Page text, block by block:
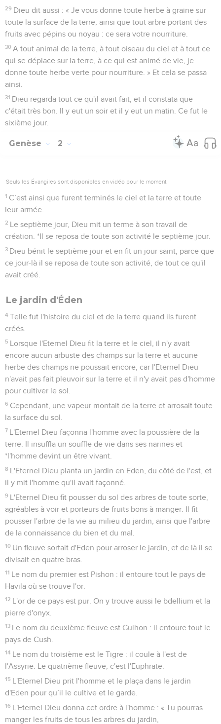
29 Dieu dit aussi : « Je vous donne toute herbe à graine sur
toute la surface de la terre, ainsi que tout arbre portant des
fruits avec pépins ou noyau : ce sera votre nourriture.
30 A tout animal de la terre, à tout oiseau du ciel et à tout ce
qui se déplace sur la terre, à ce qui est animé de vie, je
donne toute herbe verte pour nourriture. » Et cela se passa
ainsi.
31 Dieu regarda tout ce qu'il avait fait, et il constata que
c'était très bon. Il y eut un soir et il y eut un matin. Ce fut le
sixième jour.
Genèse 2
Seuls les Évangiles sont disponibles en vidéo pour le moment.
1 C’est ainsi que furent terminés le ciel et la terre et toute
leur armée.
2 Le septième jour, Dieu mit un terme à son travail de
création. *Il se reposa de toute son activité le septième jour.
3 Dieu bénit le septième jour et en fit un jour saint, parce que
ce jour-là il se reposa de toute son activité, de tout ce qu'il
avait créé.
Le jardin d'Éden
4 Telle fut l'histoire du ciel et de la terre quand ils furent
créés.
5 Lorsque l'Eternel Dieu fit la terre et le ciel, il n'y avait
encore aucun arbuste des champs sur la terre et aucune
herbe des champs ne poussait encore, car l'Eternel Dieu
n'avait pas fait pleuvoir sur la terre et il n'y avait pas d'homme
pour cultiver le sol.
6 Cependant, une vapeur montait de la terre et arrosait toute
la surface du sol.
7 L'Eternel Dieu façonna l'homme avec la poussière de la
terre. Il insuffla un souffle de vie dans ses narines et
*l'homme devint un être vivant.
8 L'Eternel Dieu planta un jardin en Eden, du côté de l'est, et
il y mit l'homme qu'il avait façonné.
9 L'Eternel Dieu fit pousser du sol des arbres de toute sorte,
agréables à voir et porteurs de fruits bons à manger. Il fit
pousser l'arbre de la vie au milieu du jardin, ainsi que l'arbre
de la connaissance du bien et du mal.
10 Un fleuve sortait d'Eden pour arroser le jardin, et de là il se
divisait en quatre bras.
11 Le nom du premier est Pishon : il entoure tout le pays de
Havila où se trouve l'or.
12 L'or de ce pays est pur. On y trouve aussi le bdellium et la
pierre d'onyx.
13 Le nom du deuxième fleuve est Guihon : il entoure tout le
pays de Cush.
14 Le nom du troisième est le Tigre : il coule à l'est de
l'Assyrie. Le quatrième fleuve, c'est l'Euphrate.
15 L'Eternel Dieu prit l'homme et le plaça dans le jardin
d'Eden pour qu’il le cultive et le garde.
16 L'Eternel Dieu donna cet ordre à l'homme : « Tu pourras
manger les fruits de tous les arbres du jardin,